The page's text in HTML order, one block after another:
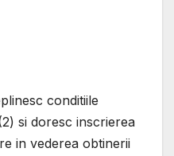
conditiile
si doresc inscrierea
in vederea obtinerii